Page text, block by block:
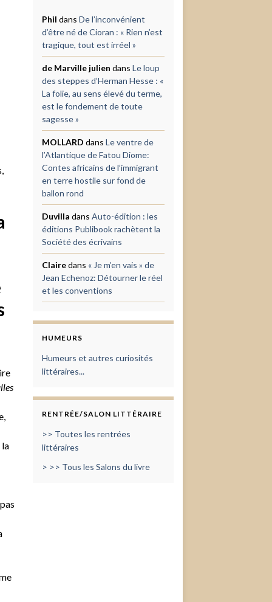
la
Phil dans De l’inconvénient
d’être né de Cioran : « Rien n’est
tragique, tout est irréel »
de Marville julien dans Le loup
des steppes d’Herman Hesse : «
La folie, au sens élevé du terme,
est le fondement de toute
sagesse »
MOLLARD dans Le ventre de
l’Atlantique de Fatou Diome:
Contes africains de l’immigrant
en terre hostile sur fond de
ballon rond
Duvilla dans Auto-édition : les
éditions Publibook rachètent la
Société des écrivains
Clairedans « Je m’en vais » de
Jean Echenoz: Détourner le réel
et les conventions
HUMEURS
Humeurs et autres curiosités
littéraires...
RENTRÉE/SALON LITTÉRAIRE
>> Toutes les rentrées
littéraires
> >> Tous les Salons du livre